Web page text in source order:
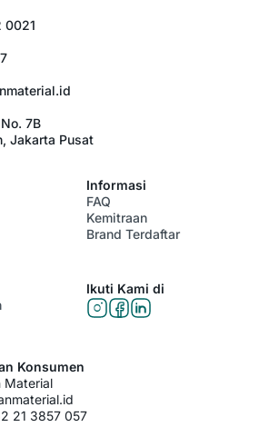
0021
7B
Jakarta Pusat
Informasi
FAQ
Kemitraan
Brand Terdaftar
Ikuti Kami di
Konsumen
Material
21 3857 057